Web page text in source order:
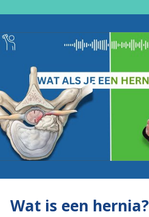
Wat is een hernia?